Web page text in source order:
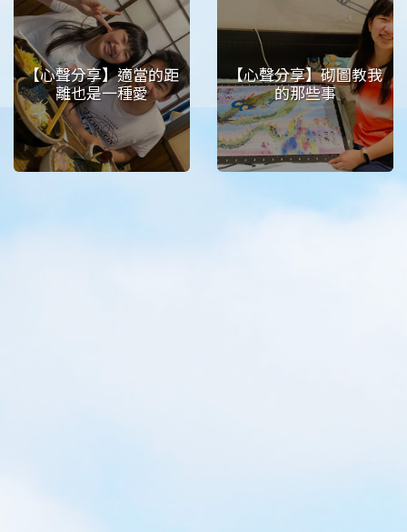
【心聲分享】適當的距
離也是一種愛
【心聲分享】砌圖教我
的那些事